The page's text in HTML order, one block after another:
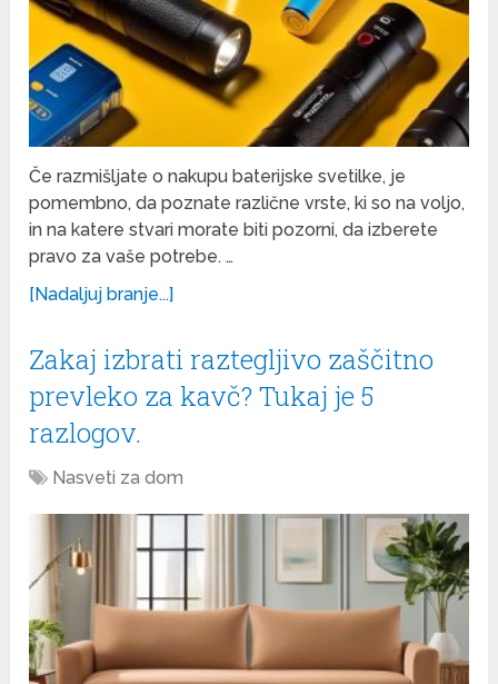
Če razmišljate o nakupu baterijske svetilke, je
pomembno, da poznate različne vrste, ki so na voljo,
in na katere stvari morate biti pozorni, da izberete
pravo za vaše potrebe. …
[Nadaljuj branje...]
Zakaj izbrati raztegljivo zaščitno
prevleko za kavč? Tukaj je 5
razlogov.
Nasveti za dom